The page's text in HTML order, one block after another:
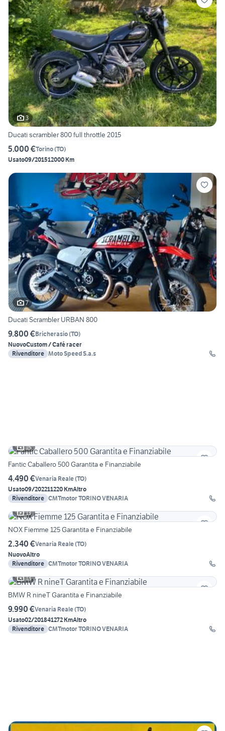
3
Ducati scrambler 800 full throttle 2015
5.000 €Torino(TO)
Usato09/201512000 Km
7
Ducati Scrambler URBAN 800
9.800 €Bricherasio(TO)
NuovoCustom / Café racer
Rivenditore Moto Speed S.a.s
15
Fantic Caballero 500 Garantita e Finanziabile
4.490 €Venaria Reale(TO)
Usato09/202211220 KmAltro
Rivenditore CMTmotor TORINO VENARIA
13
NOX Fiemme 125 Garantita e Finanziabile
2.340 €Venaria Reale(TO)
NuovoAltro
Rivenditore CMTmotor TORINO VENARIA
13
BMW R nineT Garantita e Finanziabile
9.990 €Venaria Reale(TO)
Usato02/201841272 KmAltro
Rivenditore CMTmotor TORINO VENARIA